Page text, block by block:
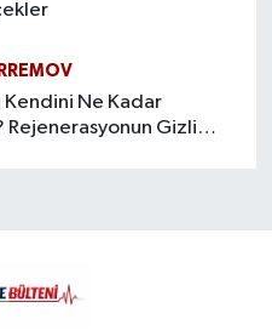
Kendini Ne Kadar
Rejenerasyonun Gizli